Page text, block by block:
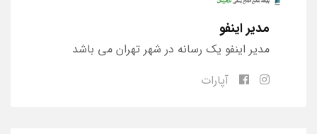
مدیر اینفو
مدیر اینفو یک رسانه در شهر تهران می باشد
آپارات